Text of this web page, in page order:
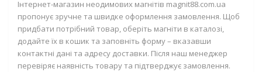
Інтернет-магазин неодимових магнітів magnit88.com.ua
пропонує зручне та швидке оформлення замовлення. Щоб
придбати потрібний товар, оберіть магніти в каталозі,
додайте їх в кошик та заповніть форму – вказавши
контактні дані та адресу доставки. Після наш менеджер
перевіряє наявність товару та підтверджує замовлення.